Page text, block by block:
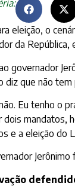
eleição, o
da República,
governador
diz que não
Eu tenho o
mandatos,
e a eleição do